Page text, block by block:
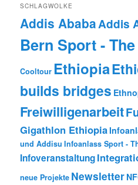
SCHLAGWOLKE
Addis AbabaAddis
Bern Sport -
Cooltour Ethiopia
builds bridges
Freiwilligenarbeit
Gigathlon Ethiopia
und Addisu Infoanlass Sport -
Infoveranstaltung
neue Projekte Newsletter